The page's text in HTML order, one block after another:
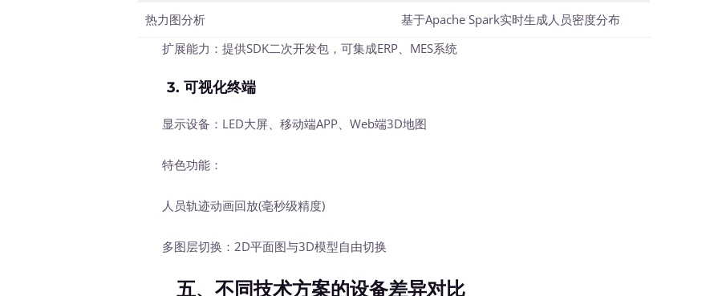
热力图分析
基于Apache Spark实时生成人员密度分布
扩展能力：提供SDK二次开发包，可集成ERP、MES系统
3.可视化终端
显示设备：LED大屏、移动端APP、Web端3D地图
特色功能：
人员轨迹动画回放(毫秒级精度)
多图层切换：2D平面图与3D模型自由切换
五、不同技术方案的设备差异对比